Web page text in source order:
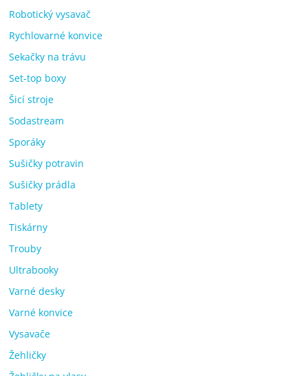
Robotický vysavač
Rychlovarné konvice
Sekačky na trávu
Set-top boxy
Šicí stroje
Sodastream
Sporáky
Sušičky potravin
Sušičky prádla
Tablety
Tiskárny
Trouby
Ultrabooky
Varné desky
Varné konvice
Vysavače
Žehličky